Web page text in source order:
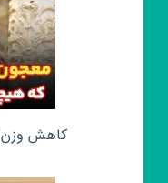
کاهش وزن